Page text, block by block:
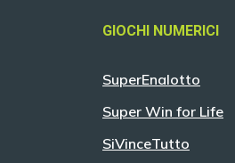
GIOCHI NUMERICI
SuperEnalotto
Super Win for Life
SiVinceTutto